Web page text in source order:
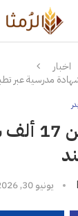
اخبار
إصدار
يونيو 30, 2026